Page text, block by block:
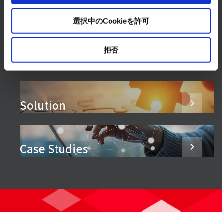
選択中のCookieを許可
拒否
Products & Services
Solution
Case Studies